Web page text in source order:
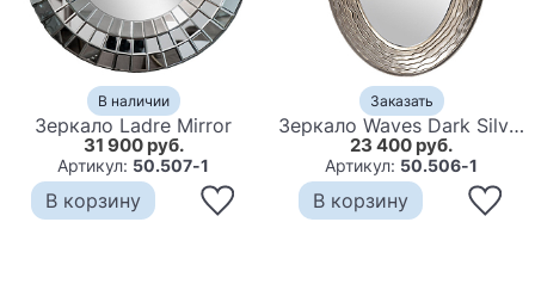
В наличии
Зеркало Ladre Mirror
31 900 руб.
Артикул: 50.507-1
В корзину
Заказать
Зеркало Waves Dark Silver Oval Mirror
23 400 руб.
Артикул: 50.506-1
В корзину